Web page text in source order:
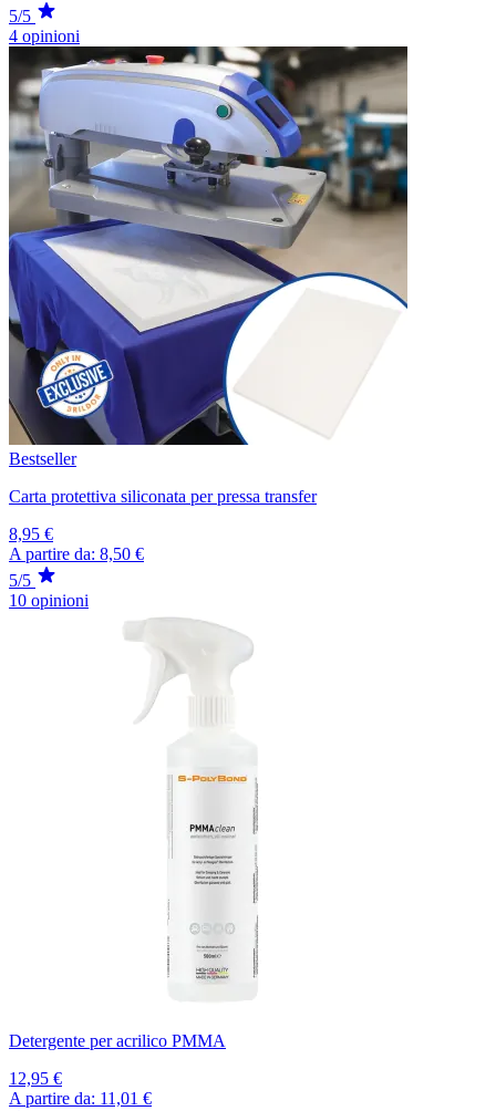
5/5
4 opinioni
Bestseller
Carta protettiva siliconata per pressa transfer
8,95 €
A partire da: 8,50 €
5/5
10 opinioni
Detergente per acrilico PMMA
12,95 €
A partire da: 11,01 €